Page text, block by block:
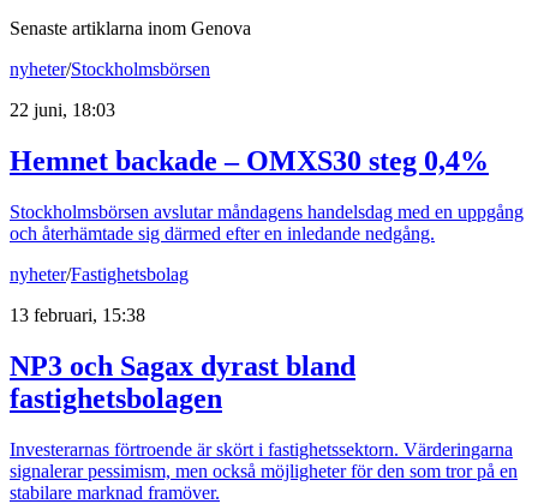
Senaste artiklarna inom Genova
nyheter/Stockholmsbörsen
22 juni, 18:03
Hemnet backade – OMXS30 steg 0,4%
Stockholmsbörsen avslutar måndagens handelsdag med en uppgång
och återhämtade sig därmed efter en inledande nedgång.
nyheter/Fastighetsbolag
13 februari, 15:38
NP3 och Sagax dyrast bland
fastighetsbolagen
Investerarnas förtroende är skört i fastighetssektorn. Värderingarna
signalerar pessimism, men också möjligheter för den som tror på en
stabilare marknad framöver.